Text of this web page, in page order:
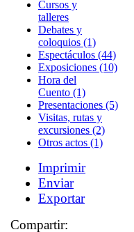
Cursos y
talleres
Debates y
coloquios (1)
Espectáculos (44)
Exposiciones (10)
Hora del
Cuento (1)
Presentaciones (5)
Visitas, rutas y
excursiones (2)
Otros actos (1)
Imprimir
Enviar
Exportar
Compartir: